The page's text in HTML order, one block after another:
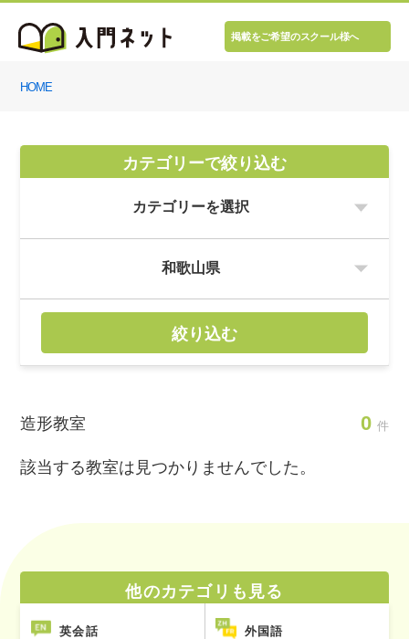
掲載をご希望のスクール様へ
HOME
カテゴリーで絞り込む
絞り込む
造形教室 0 件
該当する教室は見つかりませんでした。
他のカテゴリも見る
英会話 外国語